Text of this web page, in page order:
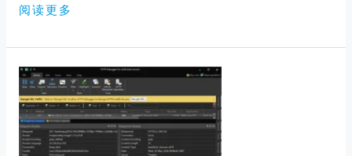
阅读更多
HTTP
DEBUGGER
9.9
(中
文
特
别
版)